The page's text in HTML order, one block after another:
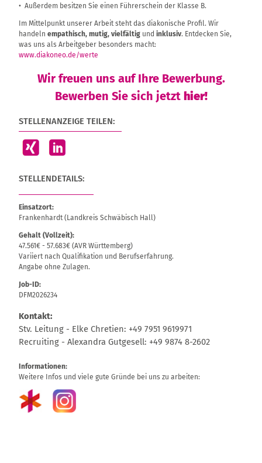
Außerdem besitzen Sie einen Führerschein der Klasse B.
Im Mittelpunkt unserer Arbeit steht das diakonische Profil. Wir
handeln empathisch, mutig, vielfältig und inklusiv. Entdecken Sie,
was uns als Arbeitgeber besonders macht:
www.diakoneo.de/werte
Wir freuen uns auf Ihre Bewerbung.
Bewerben Sie sich jetzt hier!
STELLENANZEIGE TEILEN:
STELLENDETAILS:
Einsatzort:
Frankenhardt (Landkreis Schwäbisch Hall)
Gehalt (Vollzeit):
47.561€ - 57.683€ (AVR Württemberg)
Variiert nach Qualifikation und Berufserfahrung.
Angabe ohne Zulagen.
Job-ID:
DFM2026234
Kontakt:
Stv. Leitung - Elke Chretien: +49 7951 9619971
Recruiting - Alexandra Gutgesell: +49 9874 8-2602
Informationen:
Weitere Infos und viele gute Gründe bei uns zu arbeiten: